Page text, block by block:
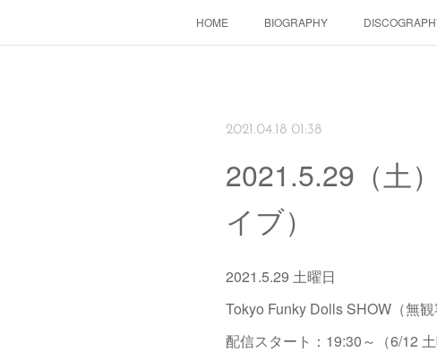
HOME BIOGRAPHY
2021.04.18 01:38
2021.5.29（土
イブ）
2021.5.29 土曜日
Tokyo Funky Dolls SHOW（無
配信スタート：19:30～（6/12